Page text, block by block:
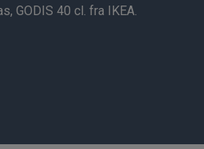
GODIS 40 cl. fra IKEA.